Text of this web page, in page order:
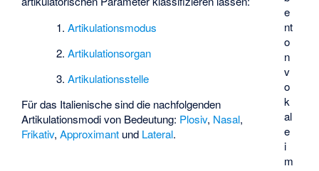
e
nt
o
n
v
o
k
al
e
i
m
1.Artikulationsmodus
2.Artikulationsorgan
3.Artikulationsstelle
Für das Italienische sind die nachfolgenden
Artikulationsmodi von Bedeutung: Plosiv, Nasal,
Frikativ,Approximant und Lateral.